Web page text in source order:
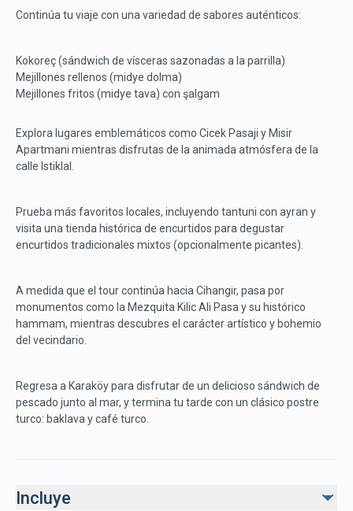
Continúa tu viaje con una variedad de sabores auténticos:
Kokoreç (sándwich de vísceras sazonadas a la parrilla)
Mejillones rellenos (midye dolma)
Mejillones fritos (midye tava) con şalgam
Explora lugares emblemáticos como Cicek Pasaji y Misir
Apartmani mientras disfrutas de la animada atmósfera de la
calle Istiklal.
Prueba más favoritos locales, incluyendo tantuni con ayran y
visita una tienda histórica de encurtidos para degustar
encurtidos tradicionales mixtos (opcionalmente picantes).
A medida que el tour continúa hacia Cihangir, pasa por
monumentos como la Mezquita Kilic Ali Pasa y su histórico
hammam, mientras descubres el carácter artístico y bohemio
del vecindario.
Regresa a Karaköy para disfrutar de un delicioso sándwich de
pescado junto al mar, y termina tu tarde con un clásico postre
turco: baklava y café turco.
Incluye